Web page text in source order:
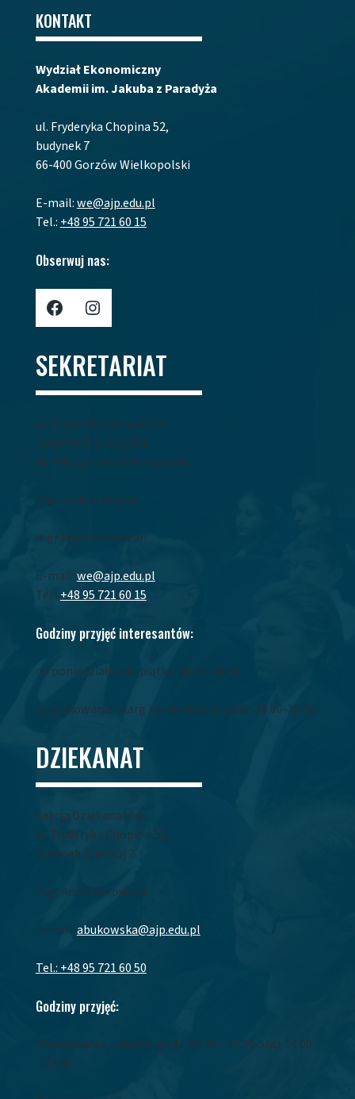
KONTAKT
Wydział Ekonomiczny
Akademii im. Jakuba z Paradyża
ul. Fryderyka Chopina 52,
budynek 7
66-400 Gorzów Wielkopolski
E-mail:we@ajp.edu.pl
Tel.: +48 95 721 60 15
Obserwuj nas:
Profil AJP w Portalu Facebook Profil AJP w portalu Instagram
SEKRETARIAT
ul. Fryderyka Chopina 52,
budynek 7, pokój 301
66-400 Gorzów Wielkopolski
mgr Justyna Szylar
mgr Marcin Kaliszan
E-mail:we@ajp.edu.pl
Tel.: +48 95 721 60 15
Godziny przyjęć interesantów:
od poniedziałku do piątku: 10.00-14.00
przyjmowanie skarg i wniosków w godz. 10.00-14.00
DZIEKANAT
Sekcja Dziekanatów
ul. Fryderyka Chopina 52,
budynek 7, pokój 2
mgr Anna Bukowska
E-mail:abukowska@ajp.edu.pl
Tel.: +48 95 721 60 50
Godziny przyjęć:
Poniedziałek – piątek: godz. 08.00 – 12.00 oraz 14.00
– 14.30